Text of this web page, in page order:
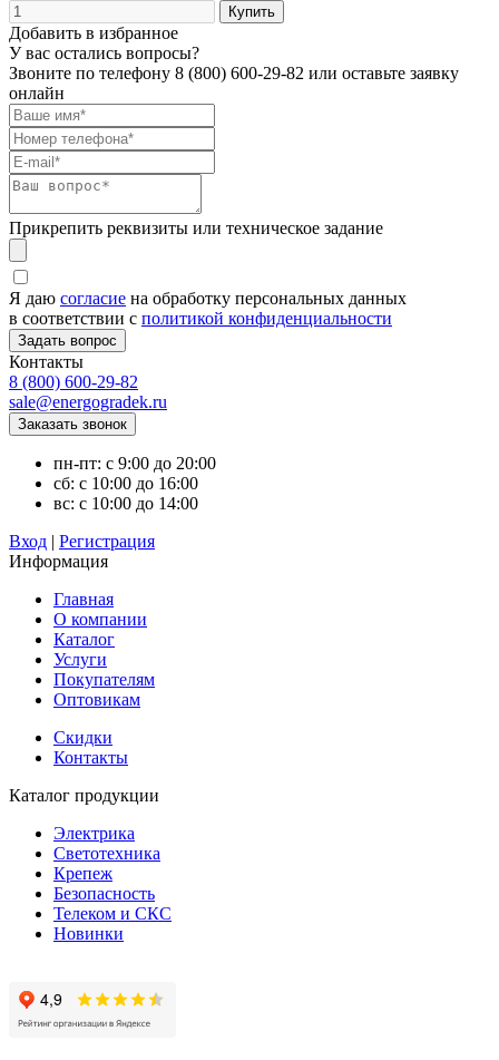
Добавить в избранное
У вас остались вопросы?
Звоните по телефону 8 (800) 600-29-82 или оставьте заявку
онлайн
Прикрепить реквизиты или техническое задание
Я даю согласие на обработку персональных данных
в соответствии с политикой конфиденциальности
Контакты
8 (800) 600-29-82
sale@energogradek.ru
пн-пт: с 9:00 до 20:00
сб: с 10:00 до 16:00
вс: с 10:00 до 14:00
Вход | Регистрация
Информация
Главная
О компании
Каталог
Услуги
Покупателям
Оптовикам
Скидки
Контакты
Каталог продукции
Электрика
Светотехника
Крепеж
Безопасность
Телеком и СКС
Новинки